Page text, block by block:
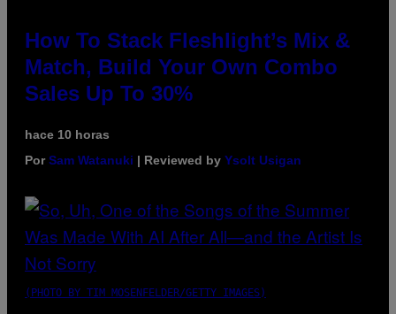
How To Stack Fleshlight’s Mix &
Match, Build Your Own Combo
Sales Up To 30%
hace 10 horas
PorSam Watanuki | Reviewed by Ysolt Usigan
(PHOTO BY TIM MOSENFELDER/GETTY IMAGES)